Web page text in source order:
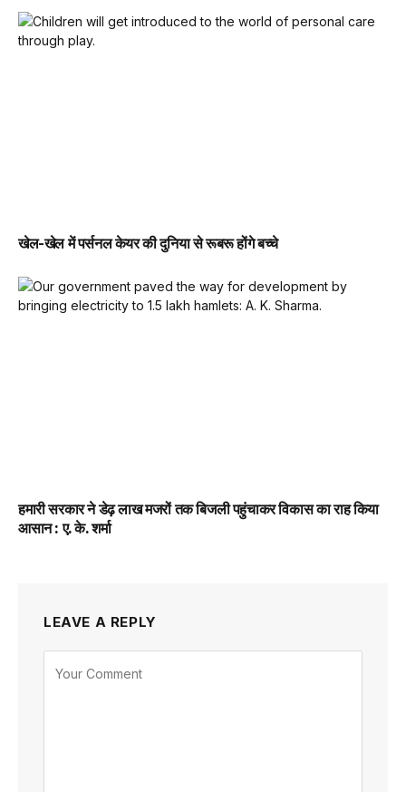
खेल-खेल में पर्सनल केयर की दुनिया से रूबरू होंगे बच्चे
हमारी सरकार ने डेढ़ लाख मजरों तक बिजली पहुंचाकर विकास का राह किया
आसान : ए. के. शर्मा
LEAVE A REPLY